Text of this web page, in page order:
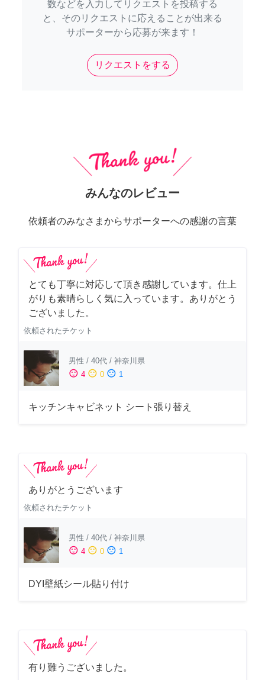
数などを入力してリクエストを投稿する
と、そのリクエストに応えることが出来る
サポーターから応募が来ます！
リクエストをする
みんなのレビュー
依頼者のみなさまからサポーターへの感謝の言葉
とても丁寧に対応して頂き感謝しています。仕上
がりも素晴らしく気に入っています。ありがとう
ございました。
依頼されたチケット
男性 / 40代 / 神奈川県
sentiment_satisfied 4 sentiment_neutral 0 sentiment_dissatisfied 1
キッチンキャビネット シート張り替え
ありがとうございます
依頼されたチケット
男性 / 40代 / 神奈川県
sentiment_satisfied 4 sentiment_neutral 0 sentiment_dissatisfied 1
DYI壁紙シール貼り付け
有り難うございました。